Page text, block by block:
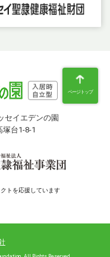
ページトップ
セイエデンの園
台1-8-1
トを応援しています